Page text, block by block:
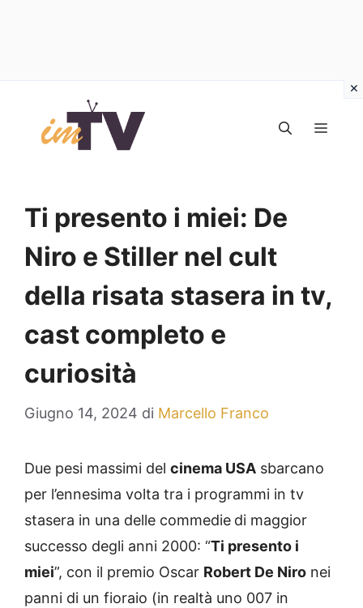
contenuto
Ti presento i miei: De
Niro e Stiller nel cult
della risata stasera in tv,
cast completo e
curiosità
Giugno 14, 2024 di Marcello Franco
Due pesi massimi del cinema USA sbarcano
per l’ennesima volta tra i programmi in tv
stasera in una delle commedie di maggior
successo degli anni 2000: “Ti presento i
miei”, con il premio Oscar Robert De Niro nei
panni di un fioraio (in realtà uno 007 in